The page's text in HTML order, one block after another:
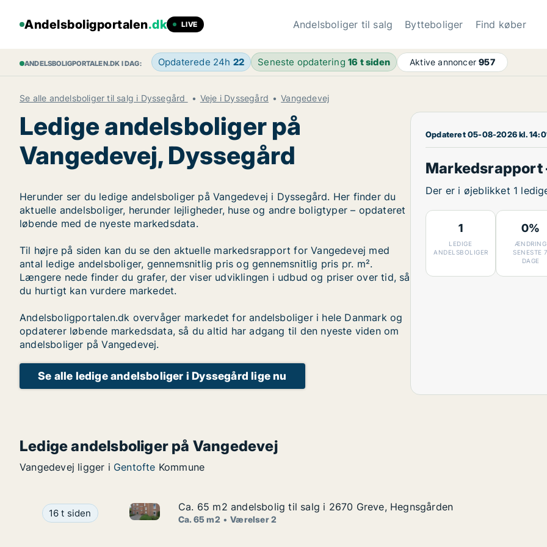
Andelsboligportalen.dk LIVE Andelsboliger til salg Bytteboliger Find køber
ANDELSBOLIGPORTALEN.DK I DAG: Opdaterede 24h 22 Seneste opdatering16 t siden Aktive annoncer957
Se alle andelsboliger til salg i Dyssegård Veje i Dyssegård Vangedevej
Ledige andelsboliger på
Vangedevej, Dyssegård
Herunder ser du ledige andelsboliger på Vangedevej i Dyssegård. Her finder du
aktuelle andelsboliger, herunder lejligheder, huse og andre boligtyper – opdateret
løbende med de nyeste markedsdata.
Til højre på siden kan du se den aktuelle markedsrapport for Vangedevej med
antal ledige andelsboliger, gennemsnitlig pris og gennemsnitlig pris pr. m².
Længere nede finder du grafer, der viser udviklingen i udbud og priser over tid, så
du hurtigt kan vurdere markedet.
Andelsboligportalen.dk overvåger markedet for andelsboliger i hele Danmark og
opdaterer løbende markedsdata, så du altid har adgang til den nyeste viden om
andelsboliger på Vangedevej.
Se alle ledige andelsboliger i Dyssegård lige nu
Opdateret 05-08-2026 kl.
Markedsrapport
Der er i øjeblikket 1
1
LEDIGE
ANDELSBOLIGER
0%
ÆNDRING
SENESTE 7
DAGE
Ledige andelsboliger på Vangedevej
Vangedevej ligger i Gentofte Kommune
Ca. 65 m2 andelsbolig til salg i 2670 Greve, Hegnsgården
16 t siden Ca. 65 m2 andelsbolig til salg i 2670 Greve, Hegnsgården
Ca. 65 m2 andelsbolig til salg i 2670 Greve, Hegnsgården
Ca. 65 m2 andelsbolig til salg i 2670 Greve, Hegnsgården
Ca. 65 m2 Værelser 2